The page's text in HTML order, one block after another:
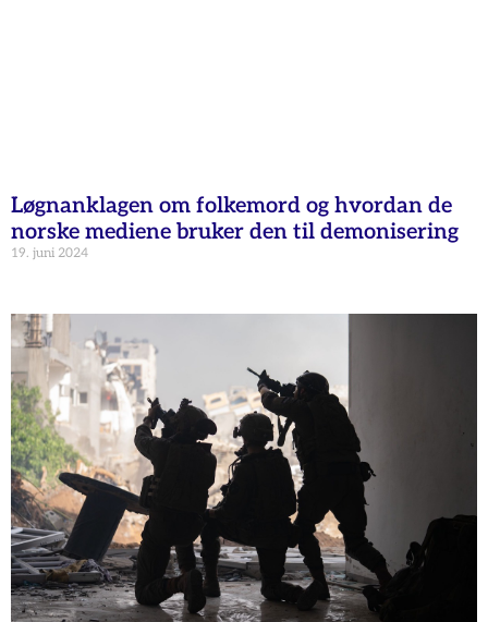
Løgnanklagen om folkemord og hvordan de
norske mediene bruker den til demonisering
19. juni 2024